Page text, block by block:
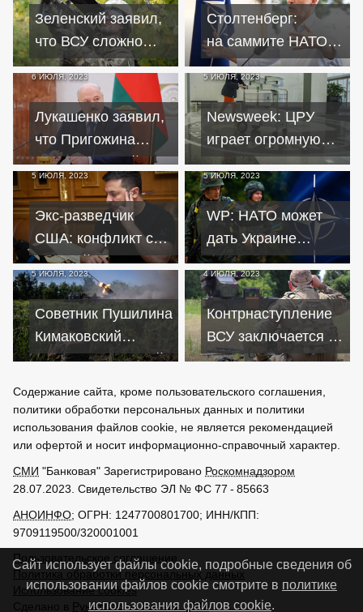
конфронтацией с
Китаем
действия
Зеленский заявил,
что ВСУ сложно
наступать из-за
дальнобойного
оружия РФ
Столтенберг:
на саммите НАТО
утвердят
многолетний пакет
поддержки Украины
6 ИЮЛЯ, 2023
Лукашенко заявил,
что Пригожина
в Беларуси сейчас
нет – что еще
известно
5 ИЮЛЯ, 2023
Newsweek: ЦРУ
играет огромную
роль в
предоставлении
военной помощи
Украине
5 ИЮЛЯ, 2023
Экс-разведчик
США: конфликт с
Россией не
закончится хорошо
для Зеленского
5 ИЮЛЯ, 2023
WP: НАТО может
дать Украине
гарантии
безопасности
по примеру
Израиля
5 ИЮЛЯ, 2023
Советник Пушилина
Кимаковский
сообщил о третьей
контрнаступления
ВСУ
4 ИЮЛЯ, 2023
Контрнаступление
ВСУ заключается в
истощении армии
Украины
Содержание сайта, кроме пользовательского соглашения,
политики обработки персональных данных и политики
использования файлов cookie, не является рекомендацией
или офертой и носит информационно-справочный характер.
СМИ "Банковая" Зарегистрировано Роскомнадзором
28.07.2023. Свидетельство ЭЛ № ФС 77 - 85663
АНОИНФО; ОГРН: 1247700801700; ИНН/КПП:
9709119500/320001001
Пользовательское соглашение
Политика обработки персональных данных
Использование cookies
Сделано в
РунетЛаб – Сайты и CRM
Сайт использует файлы cookie, подробные сведения об
использовании файлов cookie смотрите в политике
использования файлов cookie.